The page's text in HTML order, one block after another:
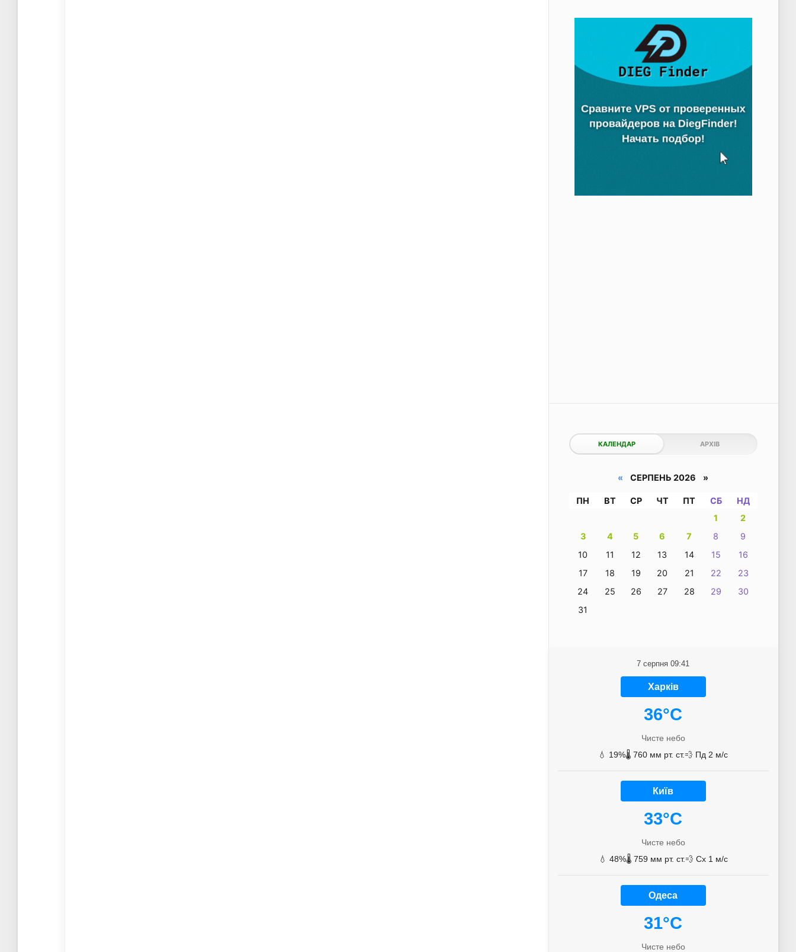
КАЛЕНДАР АРХІВ
« СЕРПЕНЬ 2026 »
ПН ВТ СР ЧТ ПТ СБ
НД
1
2
3
4 5 6 7 8
9
10
11 12 13 14 15
16
17
18 19 20 21 22
23
24
25 26 27 28 29
30
31
7 серпня 09:41
Харків
36°C
Чисте небо
💧 19%🌡️ 760 мм рт. ст.💨 Пд 2 м/с
Київ
33°C
Чисте небо
💧 48%🌡️ 759 мм рт. ст.💨 Сх 1 м/с
Одеса
31°C
Чисте небо